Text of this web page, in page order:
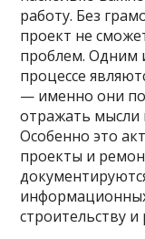
работу. Без
проект не
проблем. Одним
процессе
— именно они
отражать мысли
Особенно это
проекты и
строительству и